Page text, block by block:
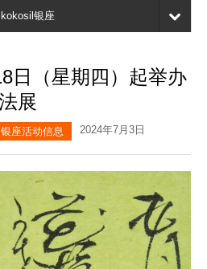
kokosil银座
日（星期四）起举办
展
银座活动信息 2024年7月3日